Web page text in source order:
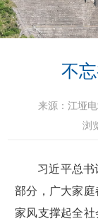
不
来源： 江垭
浏
习近平总
部分，广大家
家风支撑起全社